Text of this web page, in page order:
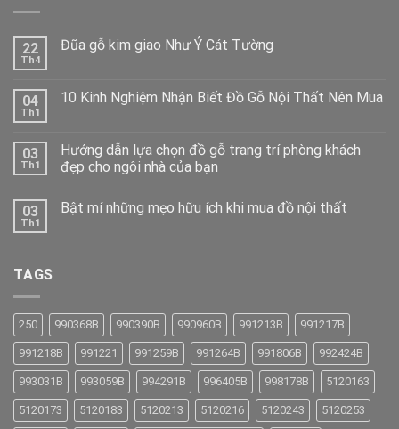
22
Th4
Đũa gỗ kim giao Như Ý Cát Tường
04
Th1
10 Kinh Nghiệm Nhận Biết Đồ Gỗ Nội Thất Nên Mua
03
Th1
Hướng dẫn lựa chọn đồ gỗ trang trí phòng khách
đẹp cho ngôi nhà của bạn
03
Th1
Bật mí những mẹo hữu ích khi mua đồ nội thất
TAGS
250 990368B 990390B 990960B 991213B 991217B
991218B 991221 991259B 991264B 991806B 992424B
993031B 993059B 994291B 996405B 998178B 5120163
5120173 5120183 5120213 5120216 5120243 5120253